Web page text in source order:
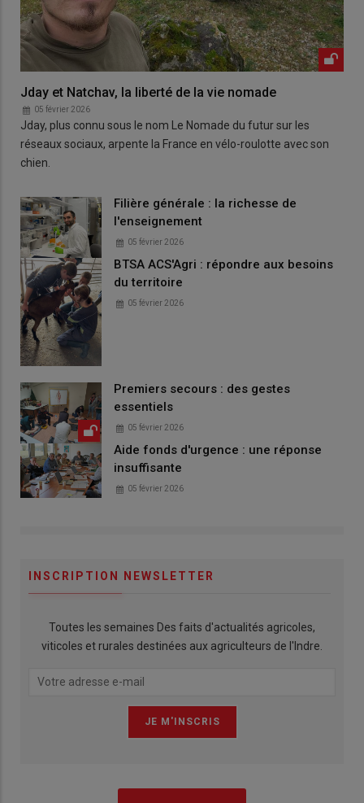
Jday et Natchav, la liberté de la vie nomade
05 février 2026
Jday, plus connu sous le nom Le Nomade du futur sur les
réseaux sociaux, arpente la France en vélo-roulotte avec son
chien.
Filière générale : la richesse de
l'enseignement
05 février 2026
BTSA ACS'Agri : répondre aux besoins
du territoire
05 février 2026
Premiers secours : des gestes
essentiels
05 février 2026
Aide fonds d'urgence : une réponse
insuffisante
05 février 2026
INSCRIPTION NEWSLETTER
Toutes les semaines Des faits d'actualités agricoles,
viticoles et rurales destinées aux agriculteurs de l'Indre.